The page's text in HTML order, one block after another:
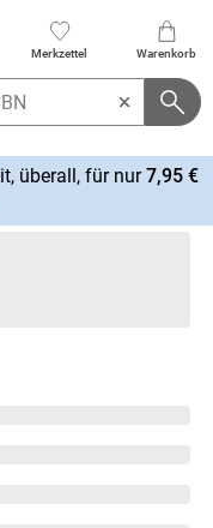
Merkzettel Warenkorb
überall, für nur7,95 €